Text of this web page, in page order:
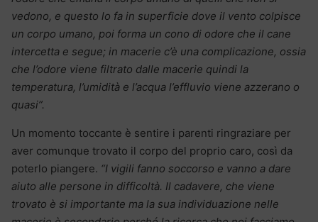
vedono, e questo lo fa in superficie dove il vento colpisce
un corpo umano, poi forma un cono di odore che il cane
intercetta e segue; in macerie c’è una complicazione, ossia
che l’odore viene filtrato dalle macerie quindi la
temperatura, l’umidità e l’acqua l’effluvio viene azzerano o
quasi”.
Un momento toccante è sentire i parenti ringraziare per
aver comunque trovato il corpo del proprio caro, così da
poterlo piangere. “I vigili fanno soccorso e vanno a dare
aiuto alle persone in difficoltà. Il cadavere, che viene
trovato è si importante ma la sua individuazione nelle